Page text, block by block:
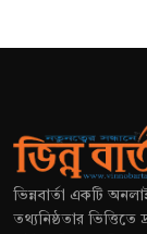
ভিন্নবার্তা একটি
তথ্যনিষ্ঠতার